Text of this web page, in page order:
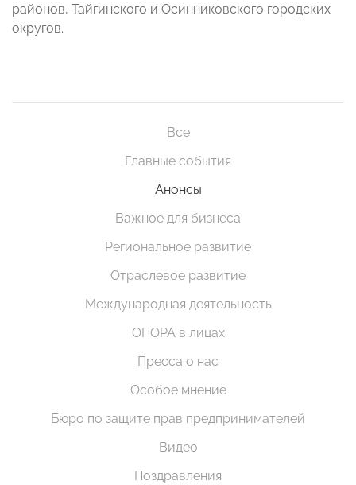
районов, Тайгинского и Осинниковского городских
округов.
Все
Главные события
Анонсы
Важное для бизнеса
Региональное развитие
Отраслевое развитие
Международная деятельность
ОПОРА в лицах
Пресса о нас
Особое мнение
Бюро по защите прав предпринимателей
Видео
Поздравления